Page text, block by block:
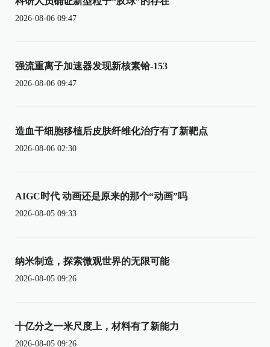
2026-08-06 09:47
强流重离子加速器发现新核素铪-153
2026-08-06 09:47
造血干细胞移植后皮肤纤维化治疗有了新靶点
2026-08-06 02:30
AIGC时代 动画还是原来的那个“动画”吗
2026-08-05 09:33
纳米制造，探索微观世界的无限可能
2026-08-05 09:26
十亿分之一米尺度上，材料有了新能力
2026-08-05 09:26